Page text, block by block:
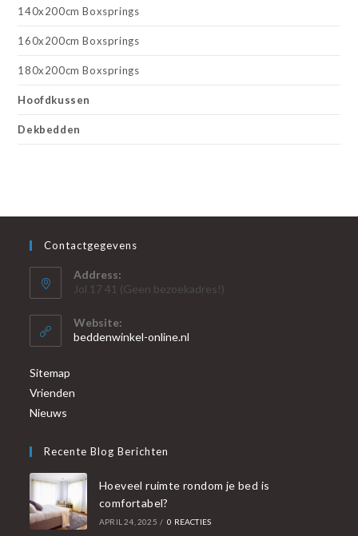
140x200cm Boxsprings
160x200cm Boxsprings
180x200cm Boxsprings
Hoofdkussen
Dekbedden
Contactgegevens
Address:
Jol 17 41 (Geen bezoekadres!)
Website:
beddenwinkel-online.nl
Sitemap
Vrienden
Nieuws
Recente Blog Berichten
Hoeveel ruimte rondom je bed is
comfortabel?
APRIL 24, 2025 / 0 REACTIES